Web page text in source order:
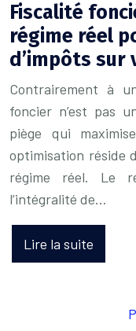
Fiscalité
régime réel
d’impôts sur
Contrairement à
foncier n’est pas
piège qui
optimisation réside
régime réel. Le
l’intégralité de…
Lire la suite